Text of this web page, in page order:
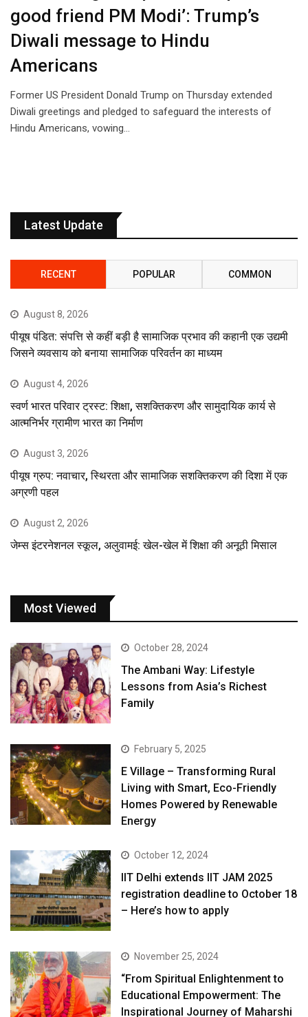
good friend PM Modi’: Trump’s
Diwali message to Hindu
Americans
Former US President Donald Trump on Thursday extended
Diwali greetings and pledged to safeguard the interests of
Hindu Americans, vowing…
Latest Update
RECENT POPULAR COMMON
August 8, 2026
पीयूष पंडित: संपत्ति से कहीं बड़ी है सामाजिक प्रभाव की कहानी एक उद्यमी
जिसने व्यवसाय को बनाया सामाजिक परिवर्तन का माध्यम
August 4, 2026
स्वर्ण भारत परिवार ट्रस्ट: शिक्षा, सशक्तिकरण और सामुदायिक कार्य से
आत्मनिर्भर ग्रामीण भारत का निर्माण
August 3, 2026
पीयूष ग्रुप: नवाचार, स्थिरता और सामाजिक सशक्तिकरण की दिशा में एक
अग्रणी पहल
August 2, 2026
जेम्स इंटरनेशनल स्कूल, अलुवामई: खेल-खेल में शिक्षा की अनूठी मिसाल
Most Viewed
October 28, 2024
The Ambani Way: Lifestyle
Lessons from Asia’s Richest
Family
February 5, 2025
E Village – Transforming Rural
Living with Smart, Eco-Friendly
Homes Powered by Renewable
Energy
October 12, 2024
IIT Delhi extends IIT JAM 2025
registration deadline to October 18
– Here’s how to apply
November 25, 2024
“From Spiritual Enlightenment to
Educational Empowerment: The
Inspirational Journey of Maharshi